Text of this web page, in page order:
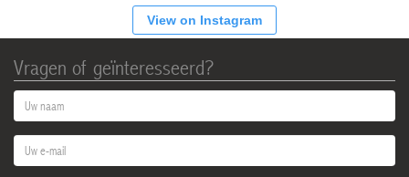
View on Instagram
Vragen of geïnteresseerd?